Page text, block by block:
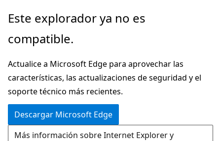
Ir
contenido
Este explorador ya no es
compatible.
Actualice a Microsoft Edge para aprovechar las
características, las actualizaciones de seguridad y el
soporte técnico más recientes.
Descargar Microsoft Edge
Más información sobre Internet Explorer y